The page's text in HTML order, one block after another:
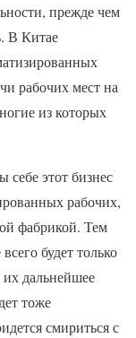
прежде чем
В Китае
рабочих мест на
из которых
себе этот бизнес
рабочих,
фабрикой. Тем
будет только
дальнейшее
тоже
смириться с